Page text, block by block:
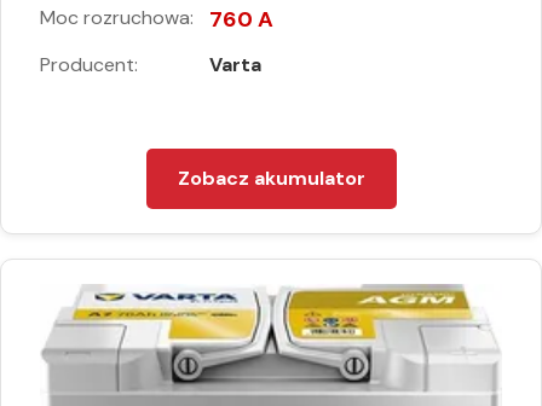
Moc rozruchowa: 760 A
Producent: Varta
Zobacz akumulator